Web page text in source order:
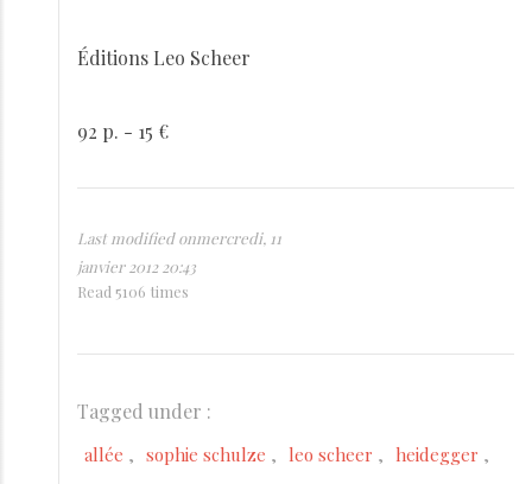
Éditions Leo Scheer
92 p. - 15 €
Last modified onmercredi, 11
janvier 2012 20:43
Read 5106 times
Tagged under :
allée sophie schulze leo scheer
heidegger